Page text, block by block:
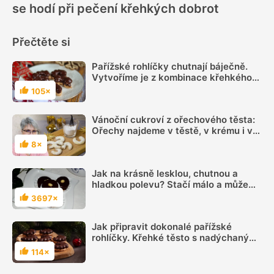
se hodí při pečení křehkých dobrot
Přečtěte si
Hodnocení
105×
Pařížské rohlíčky chutnají báječně.
Vytvoříme je z kombinace křehkého
Hodnocení
8×
Vánoční cukroví z ořechového těsta:
Ořechy najdeme v těstě, v krému i v
Hodnocení
3697×
Jak na krásně lesklou, chutnou a
hladkou polevu? Stačí málo a může
Hodnocení
114×
Jak připravit dokonalé pařížské
rohlíčky. Křehké těsto s nadýchaným